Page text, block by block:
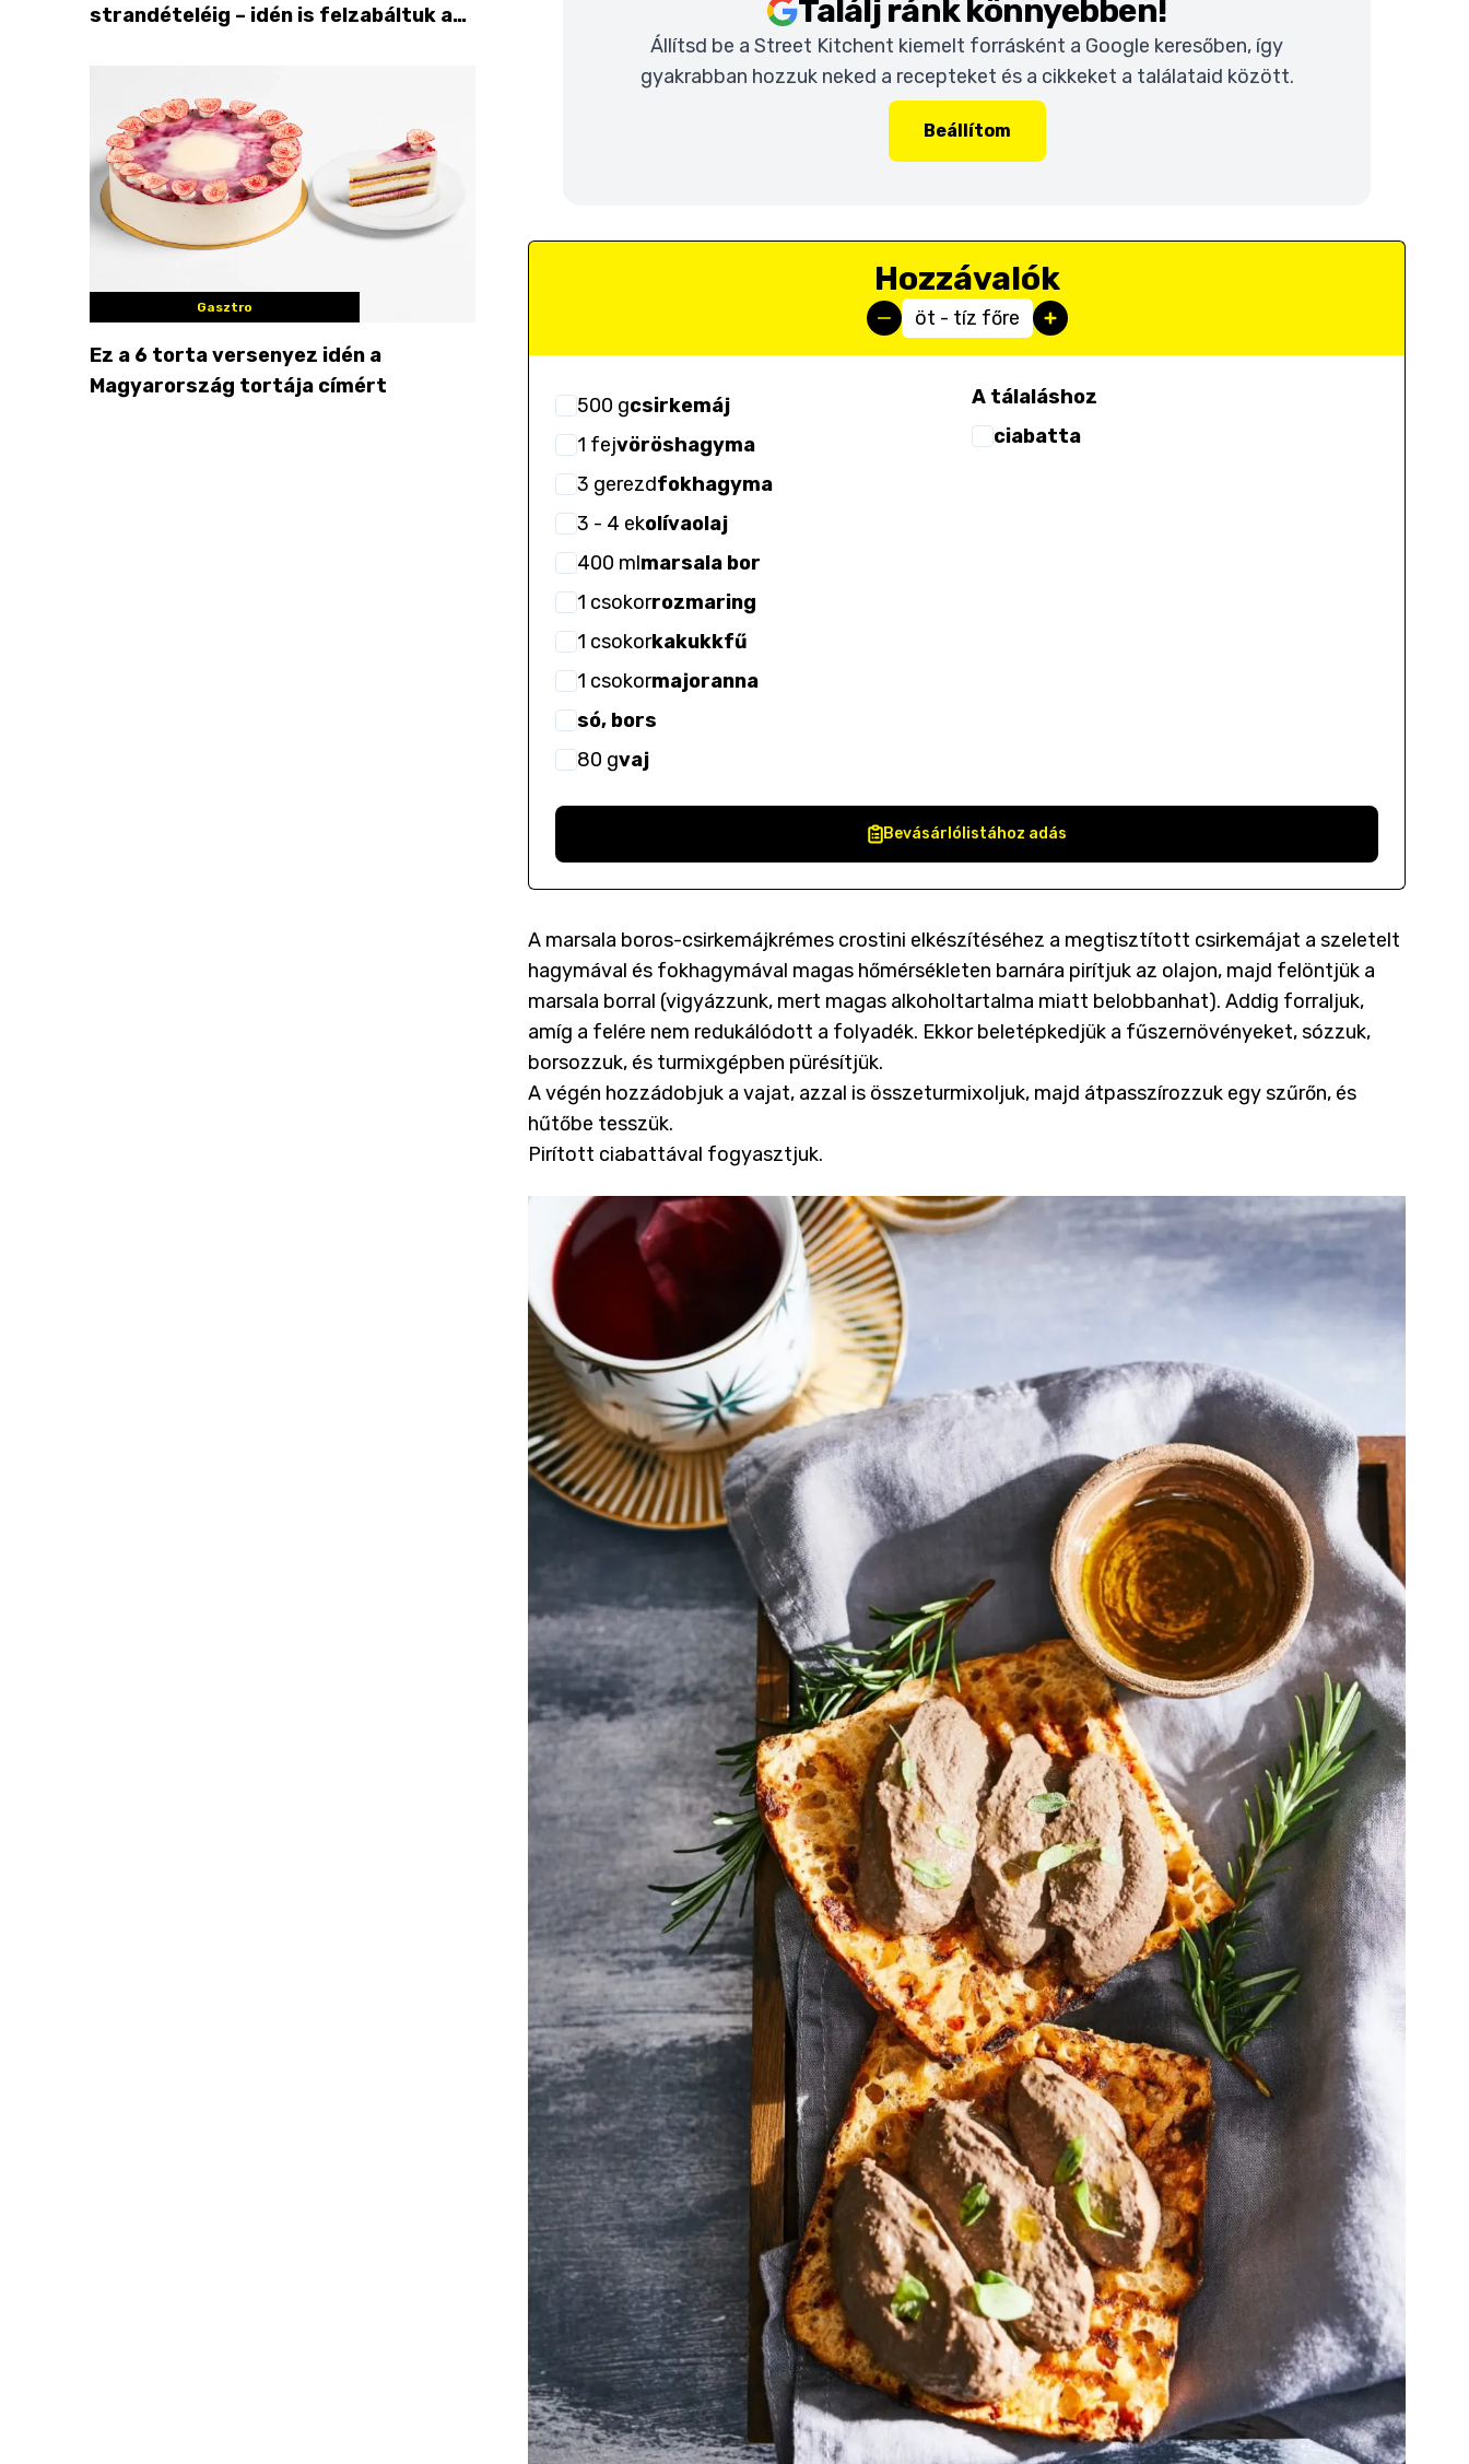
strandételéig – idén is felzabáltuk a
Gasztro
Ez a 6 torta versenyez idén a
Magyarország tortája címért
Találj ránk könnyebben!
Állítsd be a Street Kitchent kiemelt forrásként a Google keresőben, így
gyakrabban hozzuk neked a recepteket és a cikkeket a találataid között.
Beállítom
Hozzávalók
öt - tíz főre
500 gcsirkemáj
1 fejvöröshagyma
3 gerezdfokhagyma
3 - 4 ekolívaolaj
400 mlmarsala bor
1 csokorrozmaring
1 csokorkakukkfű
1 csokormajoranna
só, bors
80 gvaj
A tálaláshoz
ciabatta
Bevásárlólistához adás
A marsala boros-csirkemájkrémes crostini elkészítéséhez a megtisztított csirkemájat a szeletelt
hagymával és fokhagymával magas hőmérsékleten barnára pirítjuk az olajon, majd felöntjük a
marsala borral (vigyázzunk, mert magas alkoholtartalma miatt belobbanhat). Addig forraljuk,
amíg a felére nem redukálódott a folyadék. Ekkor beletépkedjük a fűszernövényeket, sózzuk,
borsozzuk, és turmixgépben pürésítjük.
A végén hozzádobjuk a vajat, azzal is összeturmixoljuk, majd átpasszírozzuk egy szűrőn, és
hűtőbe tesszük.
Pirított ciabattával fogyasztjuk.